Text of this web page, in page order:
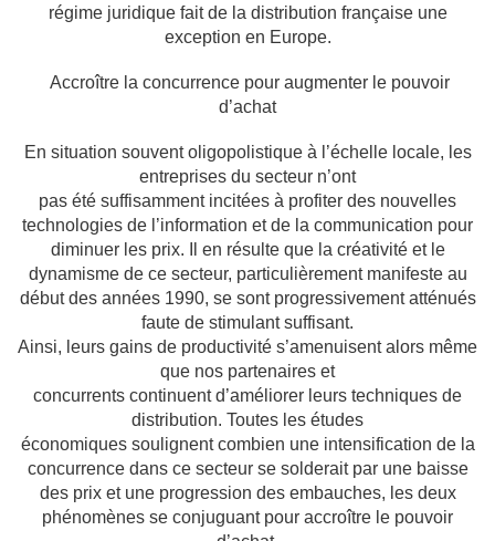
régime juridique fait de la distribution française une
exception en Europe.
Accroître la concurrence pour augmenter le pouvoir
d’achat
En situation souvent oligopolistique à l’échelle locale, les
entreprises du secteur n’ont
pas été suffisamment incitées à profiter des nouvelles
technologies de l’information et de la communication pour
diminuer les prix. Il en résulte que la créativité et le
dynamisme de ce secteur, particulièrement manifeste au
début des années 1990, se sont progressivement atténués
faute de stimulant suffisant.
Ainsi, leurs gains de productivité s’amenuisent alors même
que nos partenaires et
concurrents continuent d’améliorer leurs techniques de
distribution. Toutes les études
économiques soulignent combien une intensification de la
concurrence dans ce secteur se solderait par une baisse
des prix et une progression des embauches, les deux
phénomènes se conjuguant pour accroître le pouvoir